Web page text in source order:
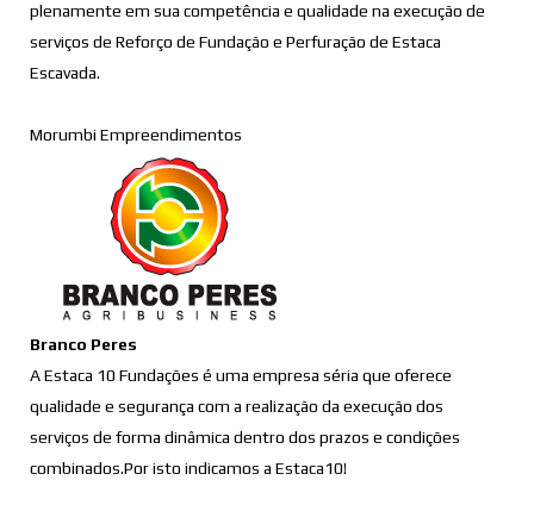
plenamente em sua competência e qualidade na execução de
serviços de Reforço de Fundação e Perfuração de Estaca
Escavada.
Morumbi Empreendimentos
Branco Peres
A Estaca 10 Fundações é uma empresa séria que oferece
qualidade e segurança com a realização da execução dos
serviços de forma dinâmica dentro dos prazos e condições
combinados.Por isto indicamos a Estaca10!